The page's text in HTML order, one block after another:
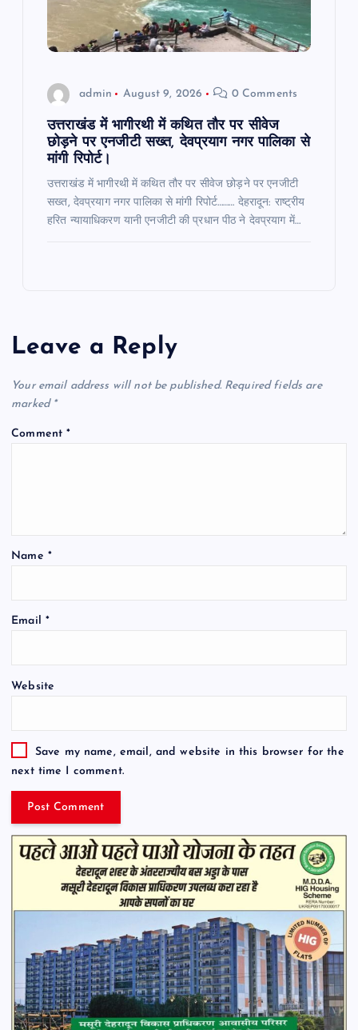
admin August 9, 2026 0 Comments
उत्तराखंड में भागीरथी में कथित तौर पर सीवेज
छोड़ने पर एनजीटी सख्त, देवप्रयाग नगर पालिका से
मांगी रिपोर्ट।
उत्तराखंड में भागीरथी में कथित तौर पर सीवेज छोड़ने पर एनजीटी
सख्त, देवप्रयाग नगर पालिका से मांगी रिपोर्ट……… देहरादून: राष्ट्रीय
हरित न्यायाधिकरण यानी एनजीटी की प्रधान पीठ ने देवप्रयाग में…
Leave a Reply
Your email address will not be published. Required fields are
marked *
Comment*
Name *
Email *
Website
Save my name, email, and website in this browser for the
next time I comment.